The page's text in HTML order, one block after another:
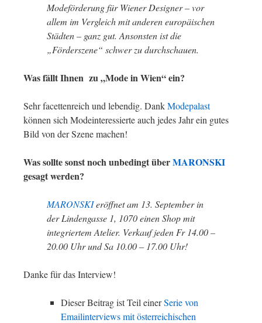
Modeförderung für Wiener Designer – vor
allem im Vergleich mit anderen europäischen
Städten – ganz gut. Ansonsten ist die
„Förderszene“ schwer zu durchschauen.
Was fällt Ihnen zu „Mode in Wien“ ein?
Sehr facettenreich und lebendig. DankModepalast
können sich Modeinteressierte auch jedes Jahr ein gutes
Bild von der Szene machen!
Was sollte sonst noch unbedingt überMARONSKI
gesagt werden?
MARONSKIeröffnet am 13. September in
der Lindengasse 1, 1070 einen Shop mit
integriertem Atelier. Verkauf jeden Fr 14.00 –
20.00 Uhr und Sa 10.00 – 17.00 Uhr!
Danke für das Interview!
Dieser Beitrag ist Teil einerSerie von
Emailinterviews mit österreichischen